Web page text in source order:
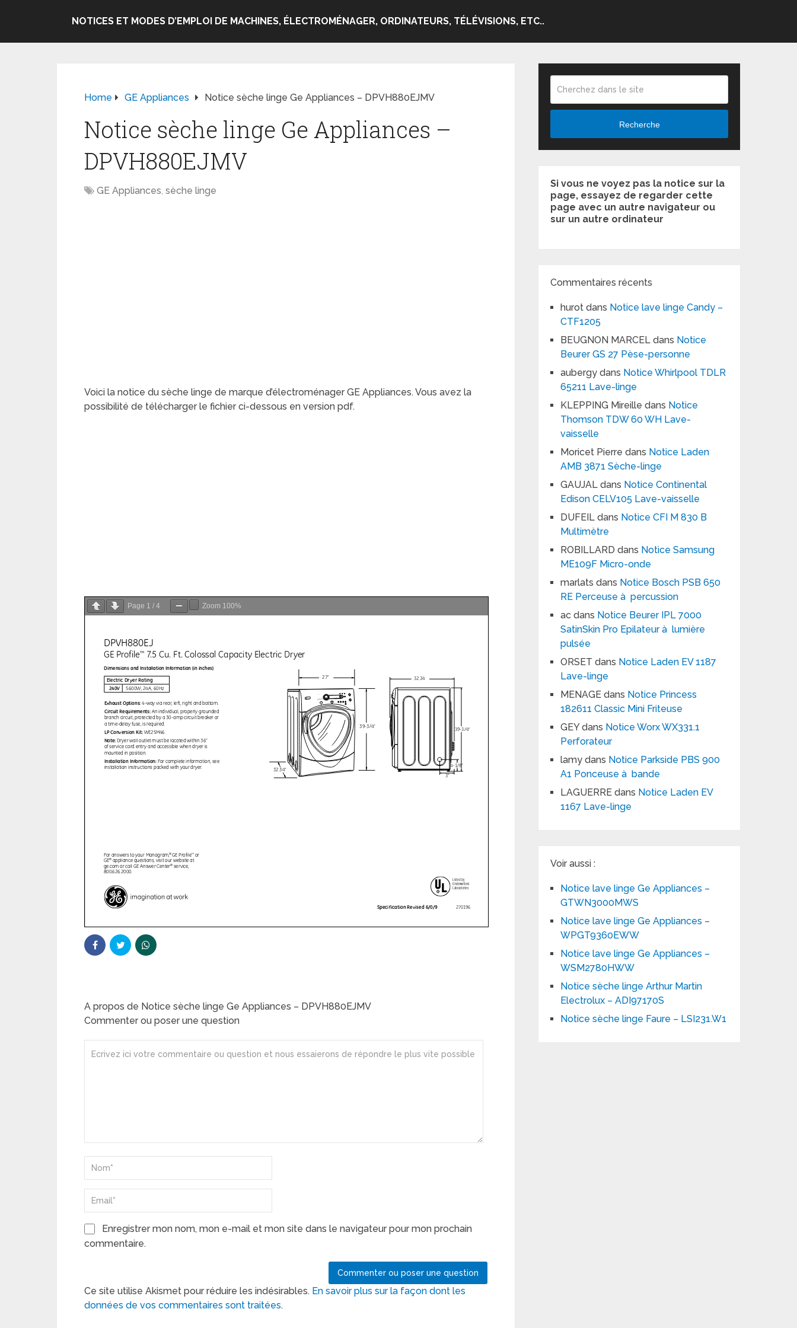
NOTICES ET MODES D’EMPLOI DE MACHINES, ÉLECTROMÉNAGER, ORDINATEURS, TÉLÉVISIONS, ETC..
Home GE Appliances Notice sèche linge Ge Appliances – DPVH880EJMV
Notice sèche linge Ge Appliances –
DPVH880EJMV
GE Appliances, sèche linge
Voici la notice du sèche linge de marque d’électroménager GE Appliances. Vous avez la
possibilité de télécharger le fichier ci-dessous en version pdf.
Page 1 / 4 Zoom 100%
A propos de Notice sèche linge Ge Appliances – DPVH880EJMV
Commenter ou poser une question
Enregistrer mon nom, mon e-mail et mon site dans le navigateur pour mon prochain
commentaire.
Ce site utilise Akismet pour réduire les indésirables. En savoir plus sur la façon dont les
données de vos commentaires sont traitées.
Recherche
Si vous ne voyez pas la notice sur la
page, essayez de regarder cette
page avec un autre navigateur ou
sur un autre ordinateur
Commentaires récents
hurot dans Notice lave linge Candy –
CTF1205
BEUGNON MARCEL dans Notice
Beurer GS 27 Pèse-personne
aubergy dans Notice Whirlpool TDLR
65211 Lave-linge
KLEPPING Mireille dans Notice
Thomson TDW 60 WH Lave-
vaisselle
Moricet Pierre dans Notice Laden
AMB 3871 Sèche-linge
GAUJAL dans Notice Continental
Edison CELV105 Lave-vaisselle
DUFEIL dans Notice CFI M 830 B
Multimètre
ROBILLARD dans Notice Samsung
ME109F Micro-onde
marlats dans Notice Bosch PSB 650
RE Perceuse à percussion
ac dans Notice Beurer IPL 7000
SatinSkin Pro Epilateur à lumière
pulsée
ORSET dans Notice Laden EV 1187
Lave-linge
MENAGE dans Notice Princess
182611 Classic Mini Friteuse
GEYdans Notice Worx WX331.1
Perforateur
lamy dans Notice Parkside PBS 900
A1 Ponceuse à bande
LAGUERRE dans Notice Laden EV
1167 Lave-linge
Voir aussi :
Notice lave linge Ge Appliances –
GTWN3000MWS
Notice lave linge Ge Appliances –
WPGT9360EWW
Notice lave linge Ge Appliances –
WSM2780HWW
Notice sèche linge Arthur Martin
Electrolux – ADI97170S
Notice sèche linge Faure – LSI231.W1